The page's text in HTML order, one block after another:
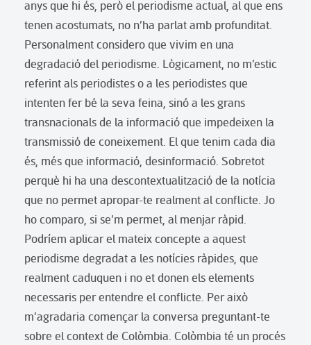
anys que hi és, però el periodisme actual, al que ens
tenen acostumats, no n’ha parlat amb profunditat.
Personalment considero que vivim en una
degradació del periodisme. Lògicament, no m’estic
referint als periodistes o a les periodistes que
intenten fer bé la seva feina, sinó a les grans
transnacionals de la informació que impedeixen la
transmissió de coneixement. El que tenim cada dia
és, més que informació, desinformació. Sobretot
perquè hi ha una descontextualització de la notícia
que no permet apropar-te realment al conflicte. Jo
ho comparo, si se’m permet, al menjar ràpid.
Podríem aplicar el mateix concepte a aquest
periodisme degradat a les notícies ràpides, que
realment caduquen i no et donen els elements
necessaris per entendre el conflicte. Per això
m’agradaria començar la conversa preguntant-te
sobre el context de Colòmbia. Colòmbia té un procés